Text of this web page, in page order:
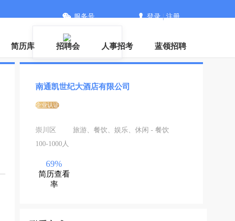
微信
服务号 登录|注册
简历库 招聘会 人事招考 蓝领招聘
南通凯世纪大酒店有限公司
企业认证
崇川区
旅游、餐饮、娱乐、休闲 - 餐饮
100-1000人
69%
简历查看
率